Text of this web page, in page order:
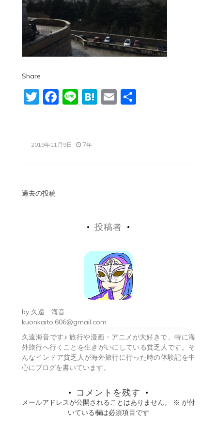
Share
Twitter
Facebook
LineHatena
Email
共
2019年11月9日 7年
投
シ
ョ
ン
過去の投稿
投稿者
by 久遠 海音
kuonkaito.606@gmail.com
久遠海音です♪ 旅行や漫画・アニメが大好きで、特に海
外旅行へ行くことを生きがいにしている貧乏人です。そ
んなインドア貧乏人が海外旅行に行った時の体験記を中
心にブログを書いています。
コメントを残す
メールアドレスが公開されることはありません。 ※ が付
いている欄は必須項目です